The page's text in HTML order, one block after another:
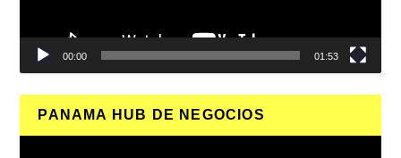
00:00 01:53
PANAMA HUB DE NEGOCIOS